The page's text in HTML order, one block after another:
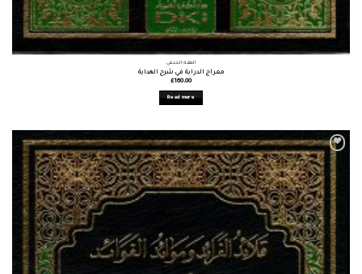
الفقه الحنفي
معراج الدراية في شرح الهداية
£160.00
Read more